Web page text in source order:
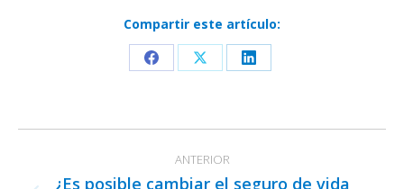
Compartir este artículo:
Share
Facebook
Share
X
Share
LinkedIn
entre
ANTERIOR
¿Es posible cambiar el seguro de vida